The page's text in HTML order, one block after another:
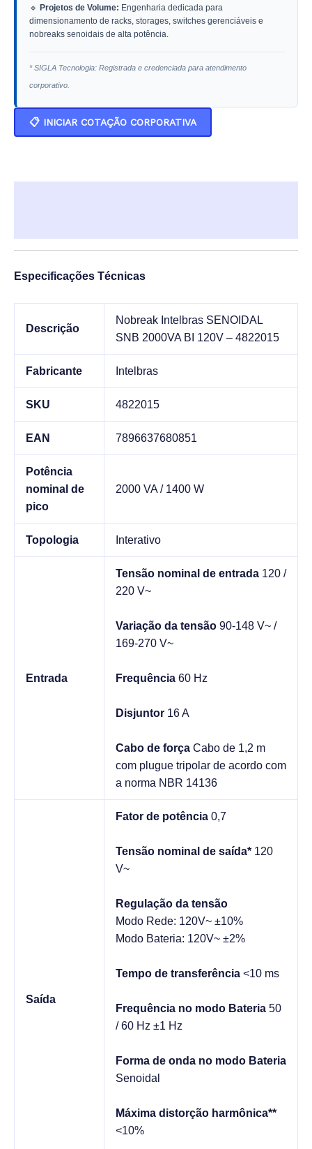
🔹 Projetos de Volume: Engenharia dedicada para
dimensionamento de racks, storages, switches gerenciáveis e
nobreaks senoidais de alta potência.
* SIGLA Tecnologia: Registrada e credenciada para atendimento
corporativo.
📋 INICIAR COTAÇÃO CORPORATIVA
Especificações Técnicas
Descrição
Nobreak Intelbras SENOIDAL
SNB 2000VA BI 120V – 4822015
Fabricante Intelbras
SKU 4822015
EAN 7896637680851
Potência
nominal de
pico
2000 VA / 1400 W
Topologia Interativo
Entrada
Tensão nominal de entrada 120 /
220 V~
Variação da tensão 90-148 V~ /
169-270 V~
Frequência 60 Hz
Disjuntor 16 A
Cabo de força Cabo de 1,2 m
com plugue tripolar de acordo com
a norma NBR 14136
Saída
Fator de potência 0,7
Tensão nominal de saída* 120
V~
Regulação da tensão
Modo Rede: 120V~ ±10%
Modo Bateria: 120V~ ±2%
Tempo de transferência <10 ms
Frequência no modo Bateria 50
/ 60 Hz ±1 Hz
Forma de onda no modo Bateria
Senoidal
Máxima distorção harmônica**
<10%